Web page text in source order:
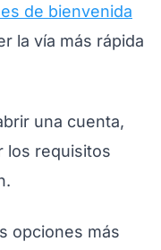
de bienvenida
la vía más rápida
una cuenta,
los requisitos
opciones más